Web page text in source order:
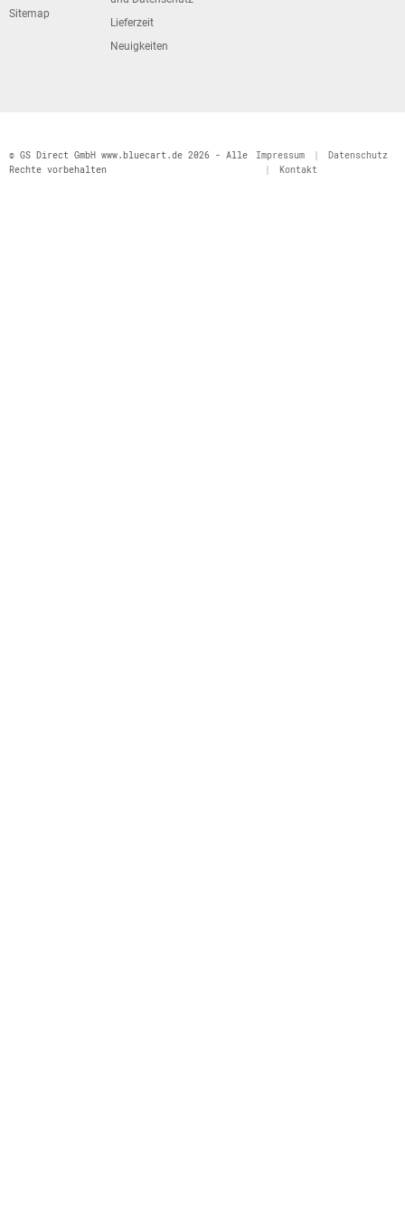
Sitemap
Lieferzeit
Neuigkeiten
© GS Direct GmbH www.bluecart.de 2026 - Alle
Rechte vorbehalten
Impressum |
Datenschutz
|
Kontakt